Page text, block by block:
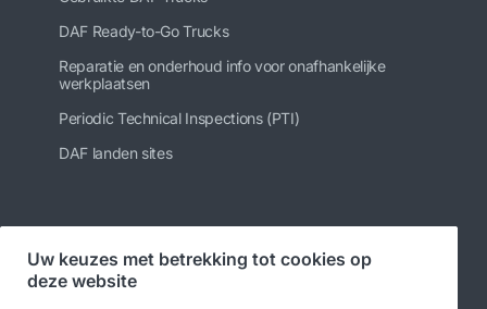
DAF Ready-to-Go Trucks
Reparatie en onderhoud info voor onafhankelijke
werkplaatsen
Periodic Technical Inspections (PTI)
DAF landen sites
Volg ons
Uw keuzes met betrekking tot cookies op
deze website